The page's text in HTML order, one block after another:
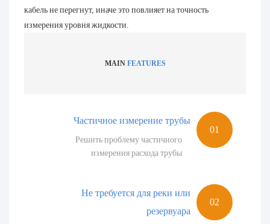
кабель не перегнут, иначе это повлияет на точность
измерения уровня жидкости.
MAIN FEATURES
Частичное измерение трубы
Решить проблему частичного
измерения расхода трубы
Не требуется для реки или
резервуара